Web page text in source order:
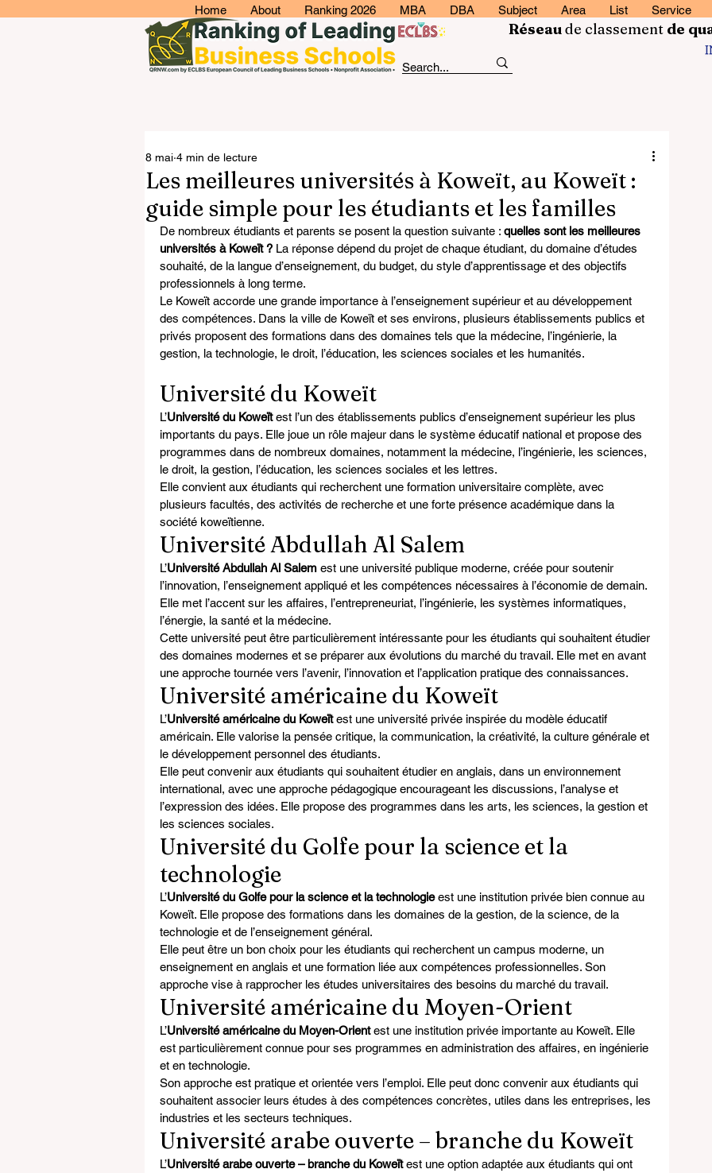
Home About Ranking 2026 MBA DBA Subject Area List Service
Réseaude classement de
Les meilleures universités à Koweït, au Koweït :
guide simple pour les étudiants et les familles
8 mai 4 min de lecture
De nombreux étudiants et parents se posent la question suivante : quelles sont les meilleures
universités à Koweït ? La réponse dépend du projet de chaque étudiant, du domaine d’études
souhaité, de la langue d’enseignement, du budget, du style d’apprentissage et des objectifs
professionnels à long terme.
Le Koweït accorde une grande importance à l’enseignement supérieur et au développement
des compétences. Dans la ville de Koweït et ses environs, plusieurs établissements publics et
privés proposent des formations dans des domaines tels que la médecine, l’ingénierie, la
gestion, la technologie, le droit, l’éducation, les sciences sociales et les humanités.
Université du Koweït
L’Université du Koweït est l’un des établissements publics d’enseignement supérieur les plus
importants du pays. Elle joue un rôle majeur dans le système éducatif national et propose des
programmes dans de nombreux domaines, notamment la médecine, l’ingénierie, les sciences,
le droit, la gestion, l’éducation, les sciences sociales et les lettres.
Elle convient aux étudiants qui recherchent une formation universitaire complète, avec
plusieurs facultés, des activités de recherche et une forte présence académique dans la
société koweïtienne.
Université Abdullah Al Salem
L’Université Abdullah Al Salem est une université publique moderne, créée pour soutenir
l’innovation, l’enseignement appliqué et les compétences nécessaires à l’économie de demain.
Elle met l’accent sur les affaires, l’entrepreneuriat, l’ingénierie, les systèmes informatiques,
l’énergie, la santé et la médecine.
Cette université peut être particulièrement intéressante pour les étudiants qui souhaitent étudier
des domaines modernes et se préparer aux évolutions du marché du travail. Elle met en avant
une approche tournée vers l’avenir, l’innovation et l’application pratique des connaissances.
Université américaine du Koweït
L’Université américaine du Koweït est une université privée inspirée du modèle éducatif
américain. Elle valorise la pensée critique, la communication, la créativité, la culture générale et
le développement personnel des étudiants.
Elle peut convenir aux étudiants qui souhaitent étudier en anglais, dans un environnement
international, avec une approche pédagogique encourageant les discussions, l’analyse et
l’expression des idées. Elle propose des programmes dans les arts, les sciences, la gestion et
les sciences sociales.
Université du Golfe pour la science et la
technologie
L’Université du Golfe pour la science et la technologie est une institution privée bien connue au
Koweït. Elle propose des formations dans les domaines de la gestion, de la science, de la
technologie et de l’enseignement général.
Elle peut être un bon choix pour les étudiants qui recherchent un campus moderne, un
enseignement en anglais et une formation liée aux compétences professionnelles. Son
approche vise à rapprocher les études universitaires des besoins du marché du travail.
Université américaine du Moyen-Orient
L’Université américaine du Moyen-Orient est une institution privée importante au Koweït. Elle
est particulièrement connue pour ses programmes en administration des affaires, en ingénierie
et en technologie.
Son approche est pratique et orientée vers l’emploi. Elle peut donc convenir aux étudiants qui
souhaitent associer leurs études à des compétences concrètes, utiles dans les entreprises, les
industries et les secteurs techniques.
Université arabe ouverte – branche du Koweït
L’Université arabe ouverte – branche du Koweït est une option adaptée aux étudiants qui ont